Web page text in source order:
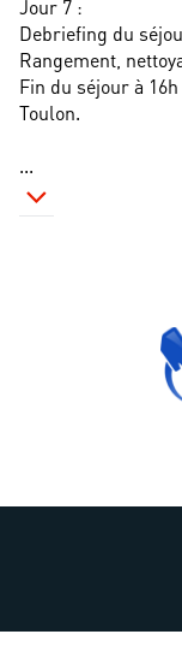
Jour 7 :
Debriefing du
Rangement,
Fin du séjour à
Toulon.
...